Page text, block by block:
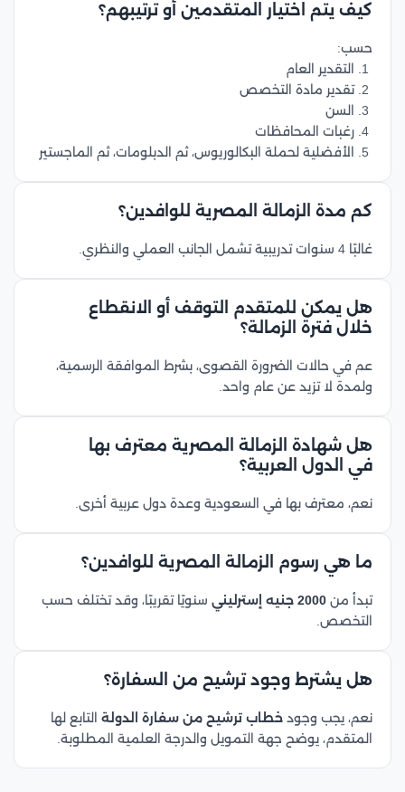
كيف يتم اختيار المتقدمين أو ترتيبهم؟
حسب:
التقدير العام
تقدير مادة التخصص
السن
رغبات المحافظات
الأفضلية لحملة البكالوريوس، ثم الدبلومات، ثم الماجستير
كم مدة الزمالة المصرية للوافدين؟
غالبًا 4 سنوات تدريبية تشمل الجانب العملي والنظري.
هل يمكن للمتقدم التوقف أو الانقطاع
خلال فترة الزمالة؟
عم في حالات الضرورة القصوى، بشرط الموافقة الرسمية،
ولمدة لا تزيد عن عام واحد.
هل شهادة الزمالة المصرية معترف بها
في الدول العربية؟
نعم، معترف بها في السعودية وعدة دول عربية أخرى.
ما هي رسوم الزمالة المصرية للوافدين؟
تبدأ من 2000 جنيه إسترليني
سنويًا تقريبًا، وقد تختلف حسب
التخصص.
هل يشترط وجود ترشيح من السفارة؟
نعم، يجب وجود خطاب ترشيح من سفارة الدولة التابع لها
المتقدم، يوضح جهة التمويل والدرجة العلمية المطلوبة.